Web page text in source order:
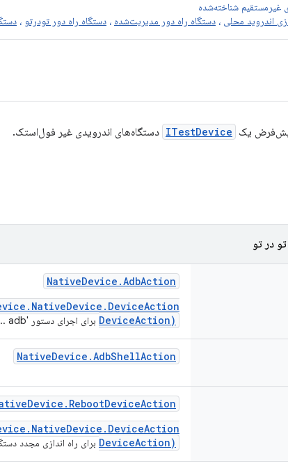
غیرمستقیم شناخته‌شده
اندروید محلی ، دستگاه راه دور مدیریت‌شده ، دستگاه راه دور تودرتو ،
یک ITestDevice دستگاه‌های اندرویدی غیر فول‌استک.
در تو
NativeDevice .AdbAction
DeviceAction) برای اجرای دستور 'adb ....' سیستم عامل.
NativeDevice .AdbShellAction
Device . RebootDeviceAction
DeviceAction) برای راه اندازی مجدد